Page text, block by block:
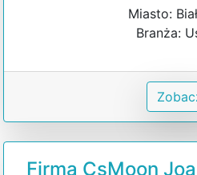
Miasto:
Branża:
Firma CsMoon